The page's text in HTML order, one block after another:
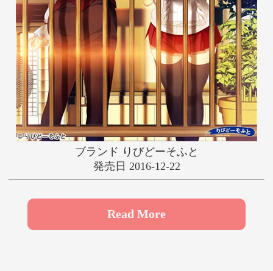
や ゆ よ
ら り れ ろ
わ
ブランド りびどーそふと
発売日 2016-12-22
Read More